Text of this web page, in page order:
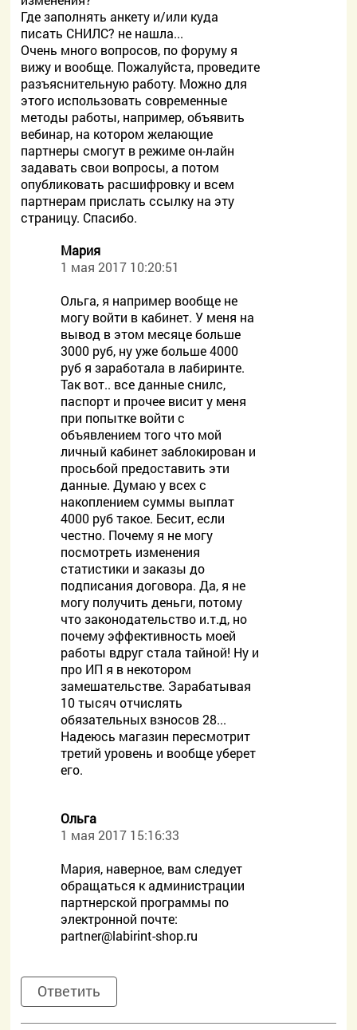
Где заполнять анкету и/или куда
писать СНИЛС? не нашла...
Очень много вопросов, по форуму я
вижу и вообще. Пожалуйста, проведите
разъяснительную работу. Можно для
этого использовать современные
методы работы, например, объявить
вебинар, на котором желающие
партнеры смогут в режиме он-лайн
задавать свои вопросы, а потом
опубликовать расшифровку и всем
партнерам прислать ссылку на эту
страницу. Спасибо.
Мария
1 мая 2017 10:20:51
Ольга, я например вообще не
могу войти в кабинет. У меня на
вывод в этом месяце больше
3000 руб, ну уже больше 4000
руб я заработала в лабиринте.
Так вот.. все данные снилс,
паспорт и прочее висит у меня
при попытке войти с
объявлением того что мой
личный кабинет заблокирован и
просьбой предоставить эти
данные. Думаю у всех с
накоплением суммы выплат
4000 руб такое. Бесит, если
честно. Почему я не могу
посмотреть изменения
статистики и заказы до
подписания договора. Да, я не
могу получить деньги, потому
что законодательство и.т.д, но
почему эффективность моей
работы вдруг стала тайной! Ну и
про ИП я в некотором
замешательстве. Зарабатывая
10 тысяч отчислять
обязательных взносов 28...
Надеюсь магазин пересмотрит
третий уровень и вообще уберет
его.
Ольга
1 мая 2017 15:16:33
Мария, наверное, вам следует
обращаться к администрации
партнерской программы по
электронной почте:
partner@labirint-shop.ru
Ответить